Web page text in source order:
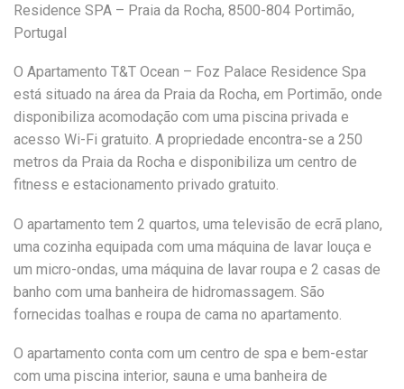
Residence SPA – Praia da Rocha, 8500-804 Portimão,
Portugal
O Apartamento T&T Ocean – Foz Palace Residence Spa
está situado na área da Praia da Rocha, em Portimão, onde
disponibiliza acomodação com uma piscina privada e
acesso Wi-Fi gratuito. A propriedade encontra-se a 250
metros da Praia da Rocha e disponibiliza um centro de
fitness e estacionamento privado gratuito.
O apartamento tem 2 quartos, uma televisão de ecrã plano,
uma cozinha equipada com uma máquina de lavar louça e
um micro-ondas, uma máquina de lavar roupa e 2 casas de
banho com uma banheira de hidromassagem. São
fornecidas toalhas e roupa de cama no apartamento.
O apartamento conta com um centro de spa e bem-estar
com uma piscina interior, sauna e uma banheira de